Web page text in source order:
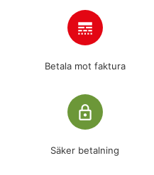
line_style
Betala mot faktura
lock_outline
Säker betalning